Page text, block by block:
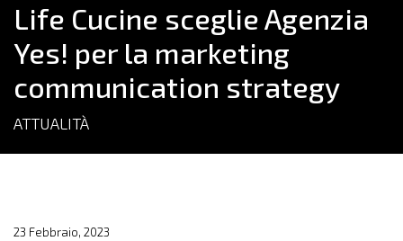
Life Cucine sceglie Agenzia
Yes! per la marketing
communication strategy
ATTUALITÀ
23 Febbraio, 2023